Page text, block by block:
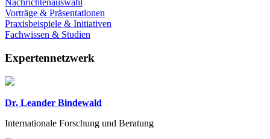
Nachrichtenauswahl
Vorträge & Präsentationen
Praxisbeispiele & Initiativen
Fachwissen & Studien
Expertennetzwerk
Dr. Leander Bindewald
Internationale Forschung und Beratung